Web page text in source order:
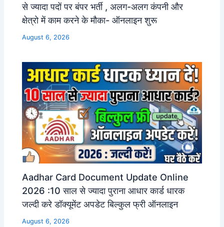
से ज्यादा पदों पर बंपर भर्ती , अलग-अलग कंपनी और
क्षेत्रो में काम करने के मौका- ऑनलाइन शुरू
August 6, 2026
Aadhar Card Document Update Online
2026 :10 साल से ज्यादा पुराना आधार कार्ड धारक
जल्दी करे डॉक्यूमेंट अपडेट बिल्कुल फ्री ऑनलाइन
August 6, 2026